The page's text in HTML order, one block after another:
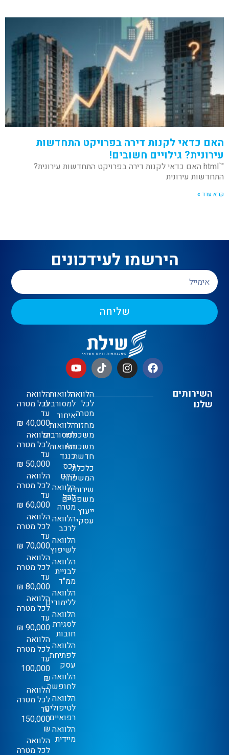
האם כדאי לקנות דירה בפרויקט התחדשות
עירונית? גילויים חשובים!
"`html האם כדאי לקנות דירה בפרויקט התחדשות עירונית?
התחדשות עירונית
קרא עוד »
הירשמו לעידכונים
שליחה
השירותים
שלנו
הלוואה
לכל
מטרה
מחזור
משכנתא
משכנתא
חדשה
כלכלת
המשפחה
שירותים
משפטיים
ייעוץ
עסקי
הלוואות
למסורבים
איחוד
הלוואות
למסורבים
הלוואות
כנגד
נכס
קיים
הלוואה
לכל
מטרה
הלוואה
לרכב
הלוואה
לשיפוץ
הלוואה
לבניית
ממ"ד
הלוואה
ללימודים
הלוואה
לסגירת
חובות
הלוואה
לפתיחת
עסק
הלוואה
לחופשה
הלוואה
לטיפולים
רפואיים
הלוואה
מיידית
הלוואה
לכל מטרה
עד
40,000 ₪
הלוואה
לכל מטרה
עד
50,000 ₪
הלוואה
לכל מטרה
עד
60,000 ₪
הלוואה
לכל מטרה
עד
70,000 ₪
הלוואה
לכל מטרה
עד
80,000 ₪
הלוואה
לכל מטרה
עד
90,000 ₪
הלוואה
לכל מטרה
עד
100,000
₪
הלוואה
לכל מטרה
עד
150,000
₪
הלוואה
לכל מטרה